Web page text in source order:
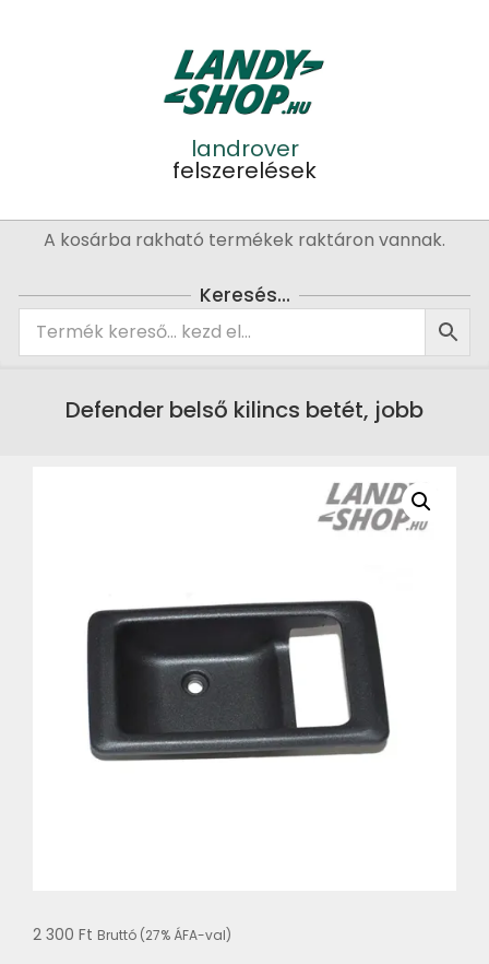
landrover
felszerelések
PrimaryA kosárba rakható termékek raktáron vannak.
Keresés…
Defender belső kilincs betét, jobb
2 300 Ft Bruttó (27% ÁFA-val)